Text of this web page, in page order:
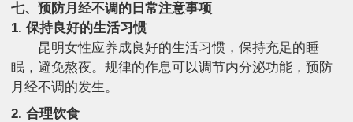
七、预防月经不调的日常注意事项
1. 保持良好的生活习惯
昆明女性应养成良好的生活习惯，保持充足的睡
眠，避免熬夜。规律的作息可以调节内分泌功能，预防
月经不调的发生。
2. 合理饮食